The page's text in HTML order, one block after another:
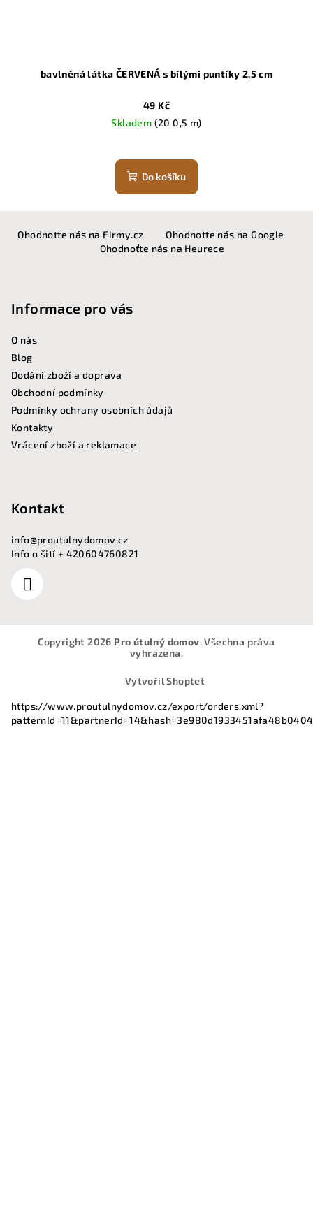
bavlněná látka ČERVENÁ s bílými puntíky 2,5 cm
49 Kč
Skladem (20 0,5 m)
Do košíku
Ohodnoťte nás na Firmy.cz
Ohodnoťte nás na Google
Ohodnoťte nás na Heurece
Informace pro vás
O nás
Blog
Dodání zboží a doprava
Obchodní podmínky
Podmínky ochrany osobních údajů
Kontakty
Vrácení zboží a reklamace
Kontakt
info@proutulnydomov.cz
Info o šití + 420604760821
Copyright 2026 Pro útulný domov. Všechna práva
vyhrazena.
Vytvořil Shoptet
https://www.proutulnydomov.cz/export/orders.xml?